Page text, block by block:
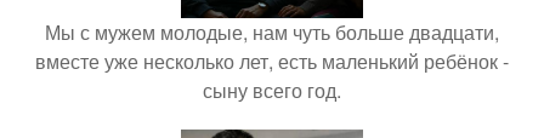
Мы с мужем молодые, нам чуть больше двадцати,
вместе уже несколько лет, есть маленький ребёнок -
сыну всего год.